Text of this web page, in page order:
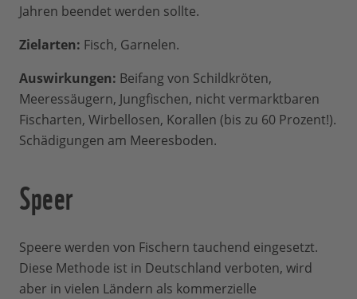
Jahren beendet werden sollte.
Zielarten: Fisch, Garnelen.
Auswirkungen: Beifang von Schildkröten,
Meeressäugern, Jungfischen, nicht vermarktbaren
Fischarten, Wirbellosen, Korallen (bis zu 60 Prozent!).
Schädigungen am Meeresboden.
Speer
Speere werden von Fischern tauchend eingesetzt.
Diese Methode ist in Deutschland verboten, wird
aber in vielen Ländern als kommerzielle